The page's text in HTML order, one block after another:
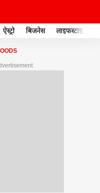
ऐस्ट्रो बिजनेस लाइफस्टाइल